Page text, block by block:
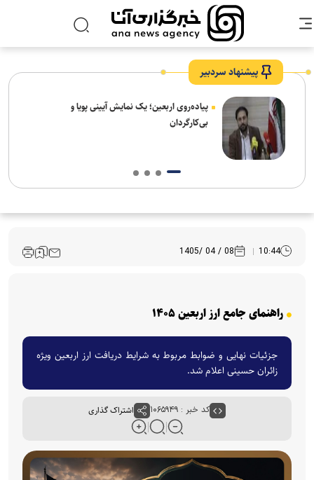
پیشنهاد سردبیر
واگذاری طرح جداره سازی محوطه شهیدگاه شیخ
صفی الدین اردبیلی به دانشگاه آزاد مشکین شهر
10:44
08 / 04 /1405
راهنمای جامع ارز اربعین ۱۴۰۵
جزئیات نهایی و ضوابط مربوط به شرایط دریافت ارز اربعین ویژه
زائران حسینی اعلام شد.
کد خبر : ۱۰۶۵۹۴۹ اشتراک گذاری